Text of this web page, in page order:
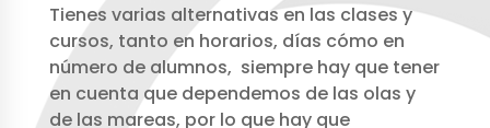
Tienes varias alternativas en las clases y
cursos, tanto en horarios, días cómo en
número de alumnos, siempre hay que tener
en cuenta que dependemos de las olas y
de las mareas, por lo que hay que